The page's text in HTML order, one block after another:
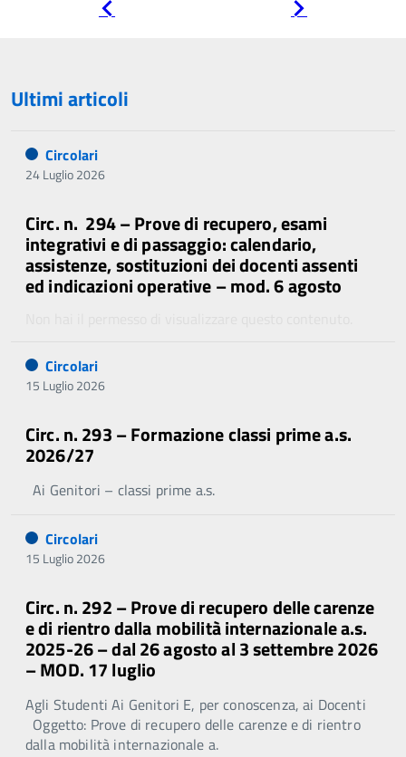
Ultimi articoli
Circolari
24 Luglio 2026
Circ. n. 294 – Prove di recupero, esami
integrativi e di passaggio: calendario,
assistenze, sostituzioni dei docenti assenti
ed indicazioni operative – mod. 6 agosto
Circolari
15 Luglio 2026
Circ. n. 293 – Formazione classi prime a.s.
2026/27
Ai Genitori – classi prime a.s.
Circolari
15 Luglio 2026
Circ. n. 292 – Prove di recupero delle carenze
e di rientro dalla mobilità internazionale a.s.
2025-26 – dal 26 agosto al 3 settembre 2026
– MOD. 17 luglio
Agli Studenti Ai Genitori E, per conoscenza, ai Docenti
Oggetto: Prove di recupero delle carenze e di rientro
dalla mobilità internazionale a.